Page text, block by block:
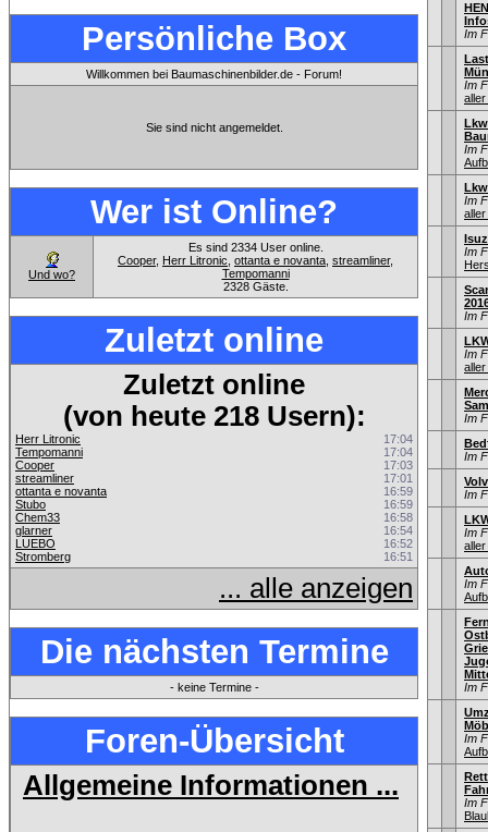
Persönliche Box
Willkommen bei Baumaschinenbilder.de - Forum!
Sie sind nicht angemeldet.
Wer ist Online?
Und wo?
Es sind 2334 User online.
Cooper, Herr Litronic ottanta e novanta streamliner,
Tempomanni
2328 Gäste.
Zuletzt online
Zuletzt online
(von heute 218 Usern):
Herr Litronic
17:04
Tempomanni
17:04
Cooper
17:03
streamliner
17:01
ottanta e novanta
16:59
Stubo
16:59
Chem33
16:58
glarner
16:54
LUEBO
16:52
Stromberg
16:51
... alle anzeigen
Die nächsten Termine
- keine Termine -
Foren-Übersicht
Allgemeine Informationen ...
Im
Im
aller
Im
Im
aller
Im
Im
Im
aller
Im
Im
Im
Im
aller
Im
Im
Im
Im